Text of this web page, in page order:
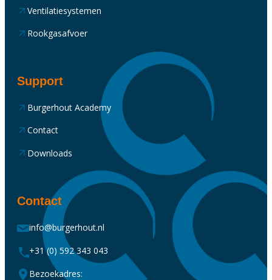
Ventilatiesystemen
Rookgasafvoer
Support
Burgerhout Academy
Contact
Downloads
Contact
info@burgerhout.nl
+31 (0) 592 343 043
Bezoekadres: